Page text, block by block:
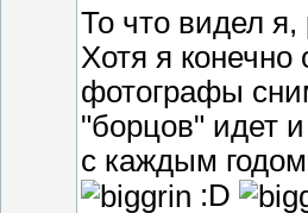
То что видел
Хотя я
фотографы
"борцов" идет
с каждым
:D